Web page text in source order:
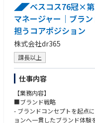
・投資戦略から実行、成長支
・新規事業開発の最前線で、
・海外企業との事業開発に携
・金融コンサルタントとし
・社外パートナーを巻き込ん
■人物像​
・全体を俯瞰し、自身の役割
・チームメンバー及び他部署
る方​
・出張や出向要請に対して柔
・目的のためであれば何事
・健全な懐疑心を持ち合わせ
・タスクとしてこなすのでは
ができる方​
◢◤ベスコス76冠×
マネージャー｜ブラ
担うコアポジション
株式会社dr365
課長以上
仕事内容
【業務内容】
■ブランド戦略
- ブランドコンセプトを起点
ョンへ一貫したブランド体験